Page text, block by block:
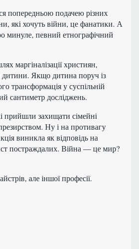
попередньою подачею різних
які хочуть війни, це фанатики. А
минуле, певний етнографічний
маргіналізації християн,
дитини. Якщо дитина поруч із
трансформація у суспільній
сантиметр досліджень.
прийшли захищати сімейні
Ну і на противагу
виникла як відповідь на
постраждалих. Війна — це мир?
але іншої професії.